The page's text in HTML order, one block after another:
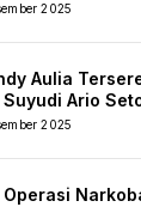
2025
Aulia
Suyudi Ario
2025
Operasi